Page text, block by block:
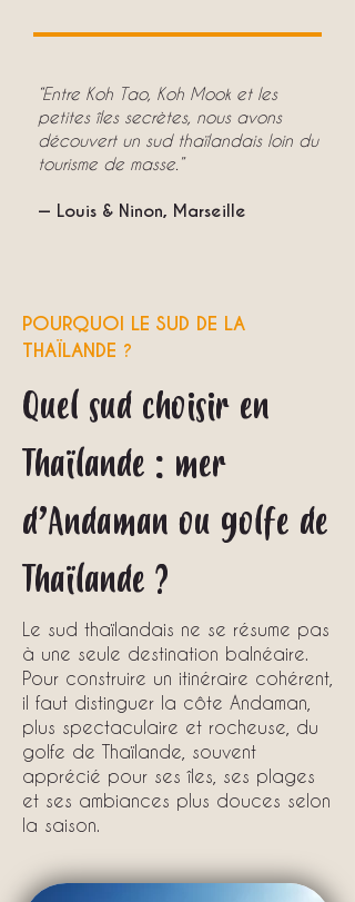
“Entre Koh Tao, Koh Mook et les
petites îles secrètes, nous avons
découvert un sud thaïlandais loin du
tourisme de masse.”
— Louis & Ninon, Marseille
POURQUOI LE SUD DE LA
THAÏLANDE ?
Quel sud choisir en
Thaïlande : mer
d’Andaman ou golfe de
Thaïlande ?
Le sud thaïlandais ne se résume pas
à une seule destination balnéaire.
Pour construire un itinéraire cohérent,
il faut distinguer la côte Andaman,
plus spectaculaire et rocheuse, du
golfe de Thaïlande, souvent
apprécié pour ses îles, ses plages
et ses ambiances plus douces selon
la saison.